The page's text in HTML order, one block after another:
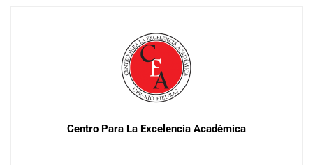
Centro Para La Excelencia Académica